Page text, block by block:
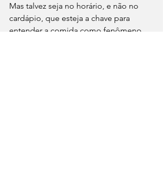
Mas talvez seja no horário, e não no
cardápio, que esteja a chave para
entender a comida como fenômeno